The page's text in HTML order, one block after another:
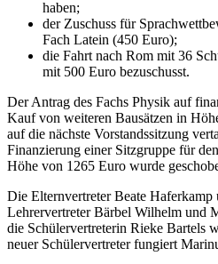
haben;
der Zuschuss für
Fach Latein (450 Euro);
die Fahrt nach Rom mit 36
mit 500 Euro bezuschusst.
Der Antrag des Fachs Physik auf
Kauf von weiteren Bausätzen in
auf die nächste Vorstandssitzung
Finanzierung einer Sitzgruppe für
Höhe von 1265 Euro wurde
Die Elternvertreter Beate
Lehrervertreter Bärbel Wilhelm und
die Schülervertreterin Rieke Bartels
neuer Schülervertreter fungiert